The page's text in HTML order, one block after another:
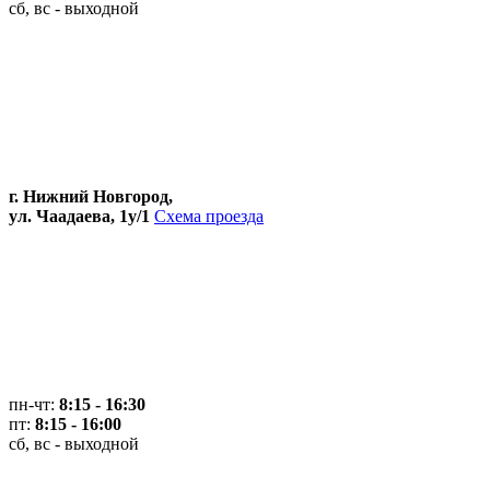
сб, вс - выходной
г. Нижний Новгород,
ул. Чаадаева, 1у/1 Схема проезда
пн-чт: 8:15 - 16:30
пт: 8:15 - 16:00
сб, вс - выходной